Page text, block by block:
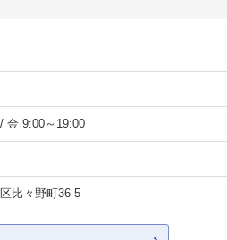
金 9:00～19:00
比々野町36-5